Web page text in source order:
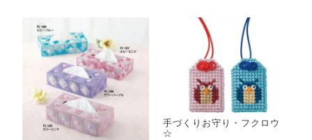
手づくりお守り・フクロウ
☆